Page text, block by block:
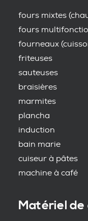
fours mixtes
fours
fourneaux
friteuses
sauteuses
braisières
marmites
plancha
induction
bain marie
cuiseur à pâtes
machine à café
Matériel